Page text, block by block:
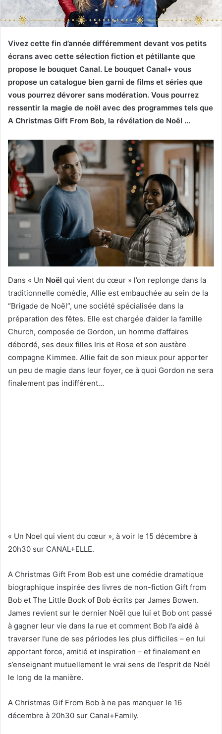
Vivez cette fin d’année différemment devant vos petits
écrans avec cette sélection fiction et pétillante que
propose le bouquet Canal. Le bouquet Canal+ vous
propose un catalogue bien garni de films et séries que
vous pourrez dévorer sans modération. Vous pourrez
ressentir la magie de noël avec des programmes tels que
A Christmas Gift From Bob, la révélation de Noël …
Dans « Un Noël qui vient du cœur » l’on replonge dans la
traditionnelle comédie, Allie est embauchée au sein de la
“Brigade de Noël”, une société spécialisée dans la
préparation des fêtes. Elle est chargée d’aider la famille
Church, composée de Gordon, un homme d’affaires
débordé, ses deux filles Iris et Rose et son austère
compagne Kimmee. Allie fait de son mieux pour apporter
un peu de magie dans leur foyer, ce à quoi Gordon ne sera
finalement pas indifférent…
« Un Noel qui vient du cœur », à voir le 15 décembre à
20h30 sur CANAL+ELLE.
A Christmas Gift From Bob est une comédie dramatique
biographique inspirée des livres de non-fiction Gift from
Bob et The Little Book of Bob écrits par James Bowen.
James revient sur le dernier Noël que lui et Bob ont passé
à gagner leur vie dans la rue et comment Bob l’a aidé à
traverser l’une de ses périodes les plus difficiles – en lui
apportant force, amitié et inspiration – et finalement en
s’enseignant mutuellement le vrai sens de l’esprit de Noël
le long de la manière.
A Christmas Gif From Bob à ne pas manquer le 16
décembre à 20h30 sur Canal+Family.